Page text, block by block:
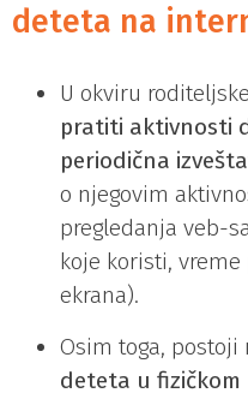
deteta na
U okviru
pratiti aktivnosti
periodična
o njegovim
pregledanja veb-
koje koristi,
ekrana).
Osim toga, postoji
deteta u